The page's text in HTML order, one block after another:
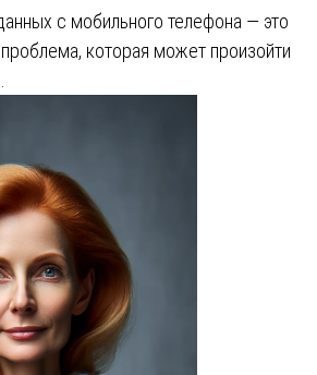
с мобильного телефона — это
которая может произойти